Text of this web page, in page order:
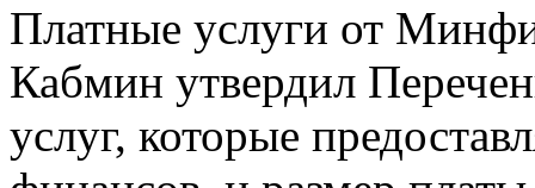
Платные услуги от
Кабмин утвердил
услуг, которые